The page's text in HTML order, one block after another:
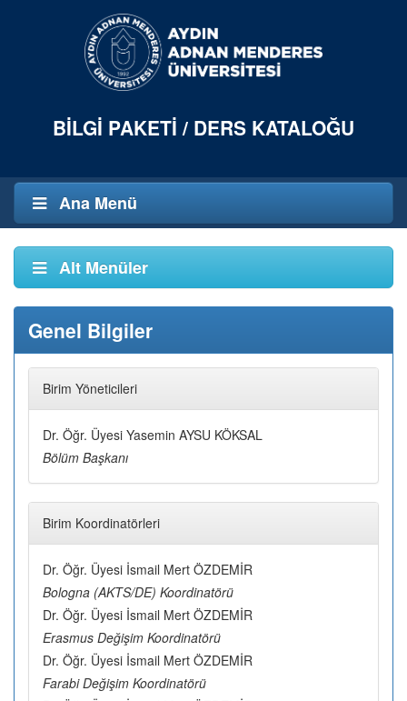
BILGI PAKETI / DERS KATALOĞU
Ana Menü
Alt Menüler
Genel Bilgiler
Birim Yöneticileri
Dr. Öğr. Üyesi Yasemin AYSU KÖKSAL
Bölüm Başkanı
Birim Koordinatörleri
Dr. Öğr. Üyesi İsmail Mert ÖZDEMİR
Bologna (AKTS/DE) Koordinatörü
Dr. Öğr. Üyesi İsmail Mert ÖZDEMİR
Erasmus Değişim Koordinatörü
Dr. Öğr. Üyesi İsmail Mert ÖZDEMİR
Farabi Değişim Koordinatörü